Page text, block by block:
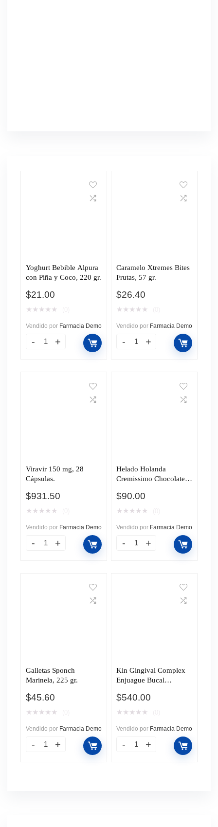
Yoghurt Bebible Alpura
con Piña y Coco, 220 gr.
$21.00
★ ★ ★ ★ ★
Vendido por Farmacia Demo
Caramelo Xtremes Bites
Frutas, 57 gr.
$26.40
★ ★ ★ ★ ★
Vendido por Farmacia Demo
Viravir 150 mg, 28
Cápsulas.
$931.50
★ ★ ★ ★ ★
Vendido por Farmacia Demo
Helado Holanda
Cremissimo Chocolate,
$90.00
★ ★ ★ ★ ★
Vendido por Farmacia Demo
Galletas Sponch
Marinela, 225 gr.
$45.60
★ ★ ★ ★ ★
Vendido por Farmacia Demo
Kin Gingival Complex
Enjuague Bucal
ml.
$540.00
★ ★ ★ ★ ★
Vendido por Farmacia Demo